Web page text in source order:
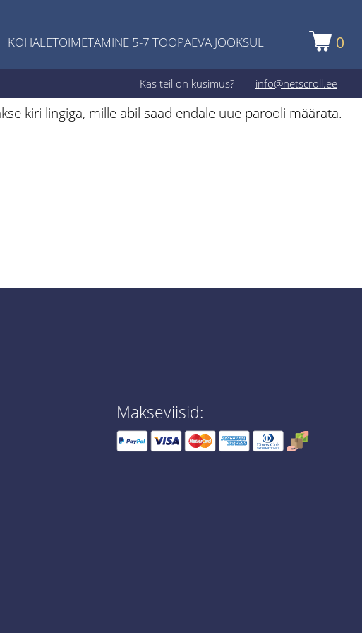
KOHALETOIMETAMINE 5-7 TÖÖPÄEVA JOOKSUL 0
Kas teil on küsimus? info@netscroll.ee
kiri lingiga, mille abil saad endale uue parooli määrata.
Makseviisid: